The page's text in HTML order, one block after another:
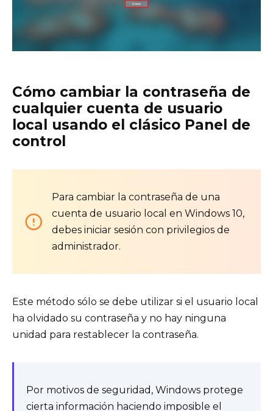
Cómo cambiar la contraseña de
cualquier cuenta de usuario
local usando el clásico Panel de
control
Para cambiar la contraseña de una
cuenta de usuario local en Windows 10,
debes iniciar sesión con privilegios de
administrador.
Este método sólo se debe utilizar si el usuario local
ha olvidado su contraseña y no hay ninguna
unidad para restablecer la contraseña.
Por motivos de seguridad, Windows protege
cierta información haciendo imposible el